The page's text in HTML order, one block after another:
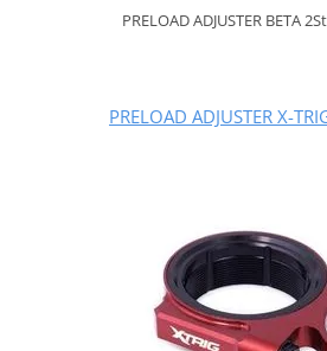
PRELOAD ADJUSTER BETA
PRELOAD ADJUSTER X-